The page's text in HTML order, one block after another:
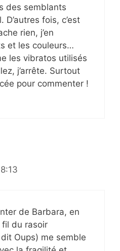
des semblants
D’autres fois, c’est
rien, j’en
et les couleurs…
les vibratos utilisés
j’arrête. Surtout
pour commenter !
de Barbara, en
fil du rasoir
Oups) me semble